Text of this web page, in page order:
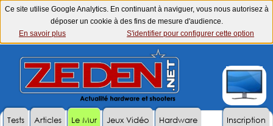
Ce site utilise Google Analytics. En continuant à naviguer, vous nous autorisez à
déposer un cookie à des fins de mesure d'audience.
En savoir plus
S'identifier pour configurer cette option
Inscription
Tests Articles Le Mur Jeux Vidéo
Hardware